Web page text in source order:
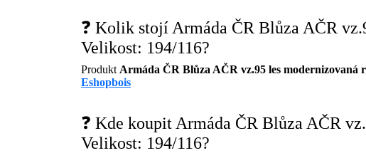
❓ Kolik stojí Armáda ČR Blůza AČR
Velikost: 194/116?
Produkt Armáda ČR Blůza AČR vz.95 les
Eshopbois
❓ Kde koupit Armáda ČR Blůza AČR
Velikost: 194/116?